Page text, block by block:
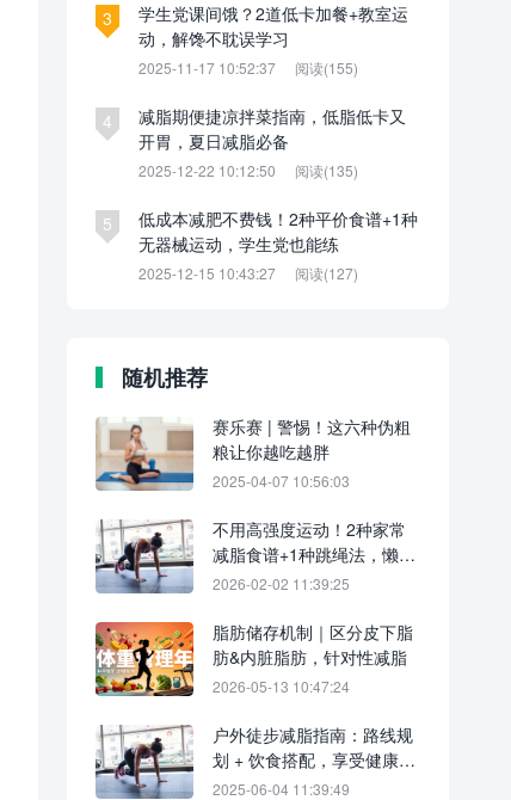
3
学生党课间饿？2道低卡加餐+教室运
动，解馋不耽误学习
2025-11-17 10:52:37 阅读(155)
4
减脂期便捷凉拌菜指南，低脂低卡又
开胃，夏日减脂必备
2025-12-22 10:12:50 阅读(135)
5
低成本减肥不费钱！2种平价食谱+1种
无器械运动，学生党也能练
2025-12-15 10:43:27 阅读(127)
随机推荐
赛乐赛 | 警惕！这六种伪粗
粮让你越吃越胖
2025-04-07 10:56:03
不用高强度运动！2种家常
减脂食谱+1种跳绳法，懒人
必看
2026-02-02 11:39:25
脂肪储存机制｜区分皮下脂
肪&内脏脂肪，针对性减脂
2026-05-13 10:47:24
户外徒步减脂指南：路线规
划 + 饮食搭配，享受健康瘦
身
2025-06-04 11:39:49